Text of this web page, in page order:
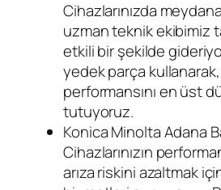
Cihazlarınızda
uzman teknik ekibimiz
etkili bir şekilde
yedek parça kullanarak,
performansını en üst
tutuyoruz.
Konica Minolta Adana
Cihazlarınızın
arıza riskini azaltmak